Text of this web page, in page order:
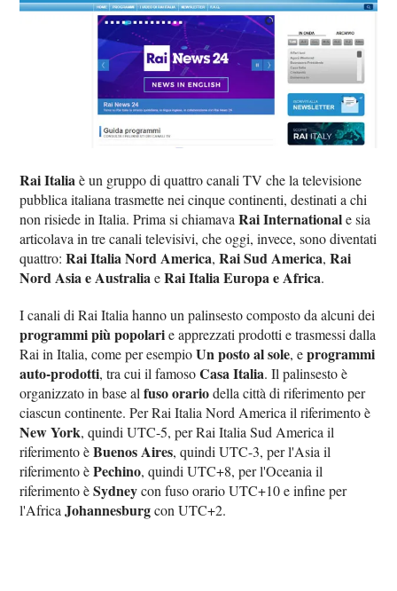
Rai Italiaè un gruppo di quattro canali TV che la televisione
pubblica italiana trasmette nei cinque continenti, destinati a chi
non risiede in Italia. Prima si chiamavaRai Internationale sia
articolava in tre canali televisivi, che oggi, invece, sono diventati
quattro:Rai Italia Nord America,Rai Sud America,Rai
Nord Asia e AustraliaeRai Italia Europa e Africa.
I canali di Rai Italia hanno un palinsesto composto da alcuni dei
programmi più popolarie apprezzati prodotti e trasmessi dalla
Rai in Italia, come per esempioUn posto al sole, eprogrammi
auto-prodotti, tra cui il famosoCasa Italia. Il palinsesto è
organizzato in base alfuso orariodella città di riferimento per
ciascun continente. Per Rai Italia Nord America il riferimento è
New York, quindi UTC-5, per Rai Italia Sud America il
riferimento èBuenos Aires, quindi UTC-3, per l'Asia il
riferimento èPechino, quindi UTC+8, per l'Oceania il
riferimento èSydneycon fuso orario UTC+10 e infine per
l'AfricaJohannesburgcon UTC+2.